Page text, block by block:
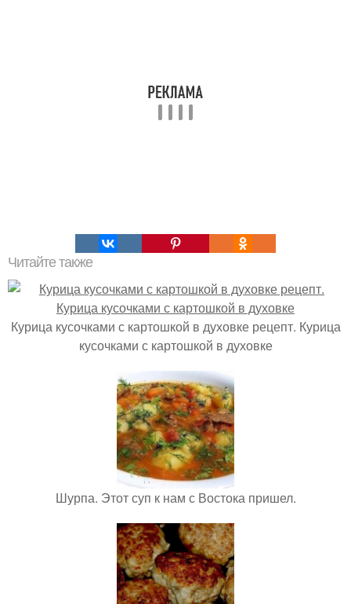
Читайте также
Курица кусочками с картошкой в духовке рецепт. Курица
кусочками с картошкой в духовке
Шурпа. Этот суп к нам с Востока пришел.